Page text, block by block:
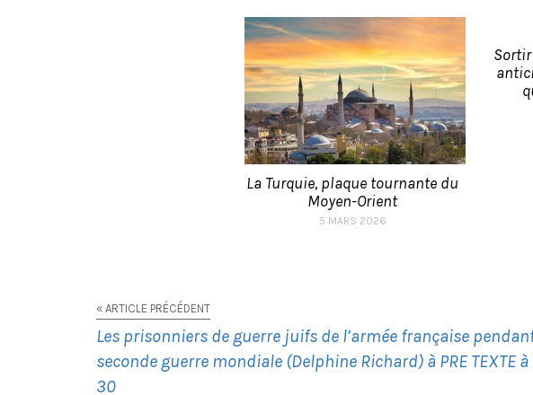
La Turquie, plaque tournante du
Moyen-Orient
5 MARS 2026
« ARTICLE PRÉCÉDENT
Les prisonniers de guerre juifs de l’armée française
seconde guerre mondiale (Delphine Richard) à PRE TEXTE à
30